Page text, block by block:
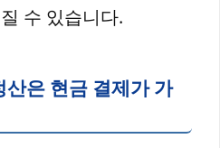
수 있습니다.
은 현금 결제가 가